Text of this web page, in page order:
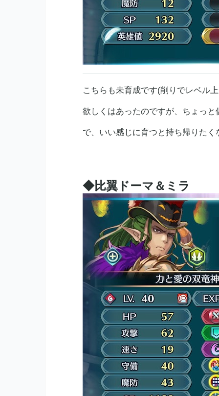
こちらも未育成です(削りでレベル
欲しくはあったのですが、ちょっ
で、いい感じに育つと持ち帰りた
◆比翼ドーマ＆ミラ